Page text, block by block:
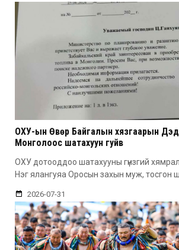
ОХУ-ын Өвөр Байгалын хязгаарын Дэд
Монголоос шатахуун гуйв
ОХУ дотооддоо шатахууны гүнзгий
Нэг ялангуяа Оросын захын муж, тосгон
2026-07-31